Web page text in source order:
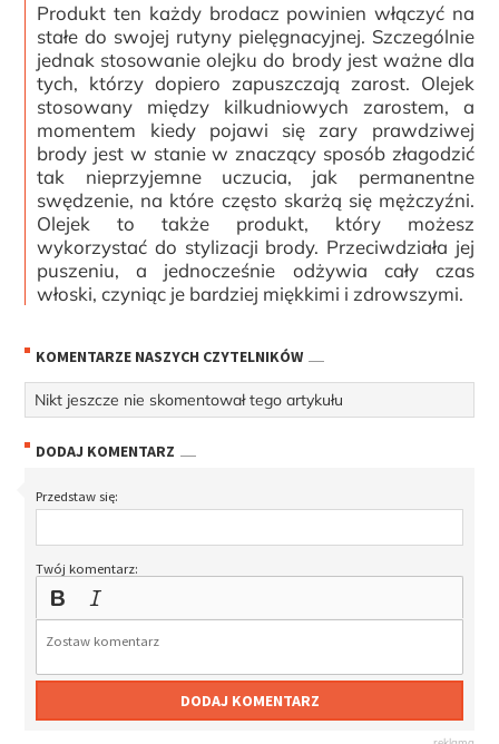
Produkt ten każdy brodacz powinien włączyć na
stałe do swojej rutyny pielęgnacyjnej. Szczególnie
jednak stosowanie olejku do brody jest ważne dla
tych, którzy dopiero zapuszczają zarost. Olejek
stosowany między kilkudniowych zarostem, a
momentem kiedy pojawi się zary prawdziwej
brody jest w stanie w znaczący sposób złagodzić
tak nieprzyjemne uczucia, jak permanentne
swędzenie, na które często skarżą się mężczyźni.
Olejek to także produkt, który możesz
wykorzystać do stylizacji brody. Przeciwdziała jej
puszeniu, a jednocześnie odżywia cały czas
włoski, czyniąc je bardziej miękkimi i zdrowszymi.
KOMENTARZE NASZYCH CZYTELNIKÓW
Nikt jeszcze nie skomentował tego artykułu
DODAJ KOMENTARZ
Przedstaw się:
Twój komentarz:
DODAJ KOMENTARZ